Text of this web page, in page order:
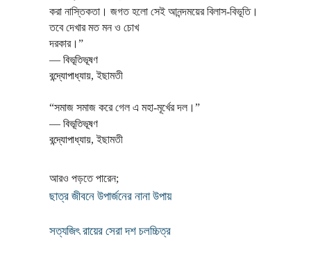
করা নাস্তিকতা। জগত হলো সেই আনন্দময়ের বিলাস-বিভূতি।
তবে দেখার মত মন ও চোখ
দরকার।”
― বিভূতিভূষণ
বন্দ্যোপাধ্যায়,ইছামতী
“সমাজ সমাজ করে গেল এ মহা-মূর্খের দল।”
― বিভূতিভূষণ
বন্দ্যোপাধ্যায়,ইছামতী
আরও পড়তে পারেন;
ছাত্র জীবনে উপার্জনের নানা উপায়
সত্যজিৎ রায়ের সেরা দশ চলচ্চিত্র